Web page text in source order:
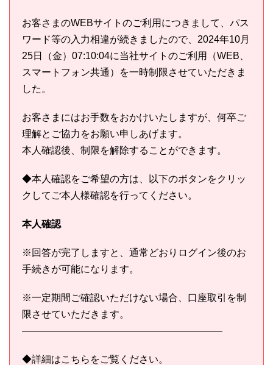
お客さまのWEBサイトのご利用につきまして、パス
ワード等の入力相違が続きましたので、2024年10月
25日（金）07:10:04に当社サイトのご利用（WEB、
スマートフォン共通）を一時制限させていただきま
した。
お客さまにはお手数をおかけいたしますが、何卒ご
理解とご協力をお願い申しあげます。
本人確認後、制限を解除することができます。
◆本人確認をご希望の方は、以下のボタンをクリッ
クしてご本人様確認を行ってください。
本人確認
※回答が完了しますと、通常どおりログイン後のお
手続きが可能になります。
※一定期間ご確認いただけない場合、口座取引を制
限させていただきます。
————————————————————–
◆詳細はこちらをご覧ください。